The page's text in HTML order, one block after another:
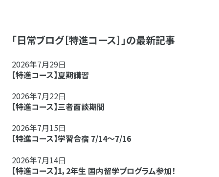
「日常ブログ［特進コース］」の最新記事
2026年7月29日
【特進コース】夏期講習
2026年7月22日
【特進コース】三者面談期間
2026年7月15日
【特進コース】学習合宿 7/14～7/16
2026年7月14日
【特進コース】1，2年生 国内留学プログラム参加！